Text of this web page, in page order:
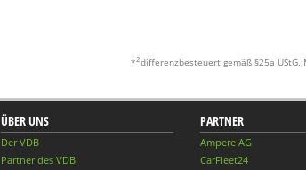
*2differenzbesteuert gemäß §25a
ÜBER UNS
Der VDB
Partner des VDB
PARTNER
Ampere AG
CarFleet24